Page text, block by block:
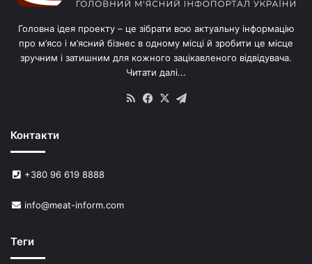
е
й
У
р
ї
Головна ідея проекту – це зібрати всю актуальну інформацію
про м’ясо і м’ясний бізнес в одному місці й зробити це місце
зручним і затишним для кожного зацікавленого відвідувача.
Читати далі...
RSS Facebook
X
Контакти
+380 96 619 8888
info@meat-inform.com
Теги